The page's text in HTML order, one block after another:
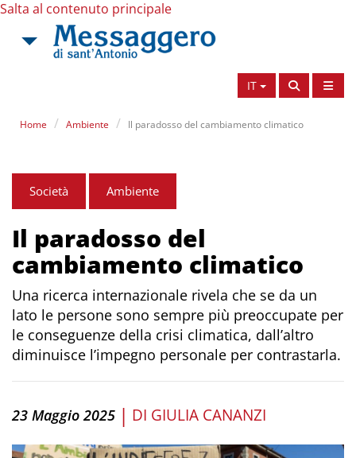
Salta al contenuto principale
IT
Home Ambiente Il paradosso del cambiamento climatico
Società Ambiente
Il paradosso del
cambiamento climatico
Una ricerca internazionale rivela che se da un
lato le persone sono sempre più preoccupate per
le conseguenze della crisi climatica, dall’altro
diminuisce l’impegno personale per contrastarla.
23 Maggio 2025 | DI GIULIA CANANZI